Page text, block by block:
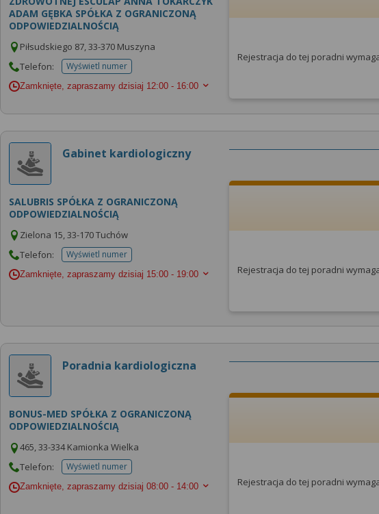
ADAM GĘBKA SPÓŁKA Z OGRANICZONĄ
ODPOWIEDZIALNOŚCIĄ
Piłsudskiego 87, 33-370 Muszyna
Telefon:
Wyświetl numertelefonu do placowki
Zamknięte, zapraszamy dzisiaj 12:00 - 16:00
Rejestracja do tej poradni
Gabinet kardiologiczny
SALUBRIS SPÓŁKA Z OGRANICZONĄ
ODPOWIEDZIALNOŚCIĄ
Zielona 15, 33-170 Tuchów
Telefon:
Wyświetl numertelefonu do placowki
Zamknięte, zapraszamy dzisiaj 15:00 - 19:00 Rejestracja do tej poradni
Poradnia kardiologiczna
BONUS-MED SPÓŁKA Z OGRANICZONĄ
ODPOWIEDZIALNOŚCIĄ
465, 33-334 Kamionka Wielka
Telefon:
Wyświetl numertelefonu do placowki
Zamknięte, zapraszamy dzisiaj 08:00 - 14:00 Rejestracja do tej poradni